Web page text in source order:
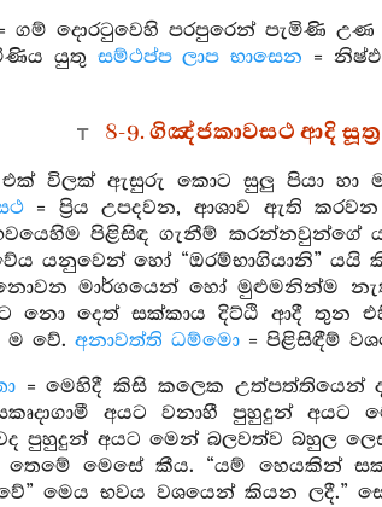
ගම් දොරටුවෙහි පරපුරෙන් පැමිණි
යුතු සම්ථප්ප ලාප භාසෙන =
8-9. ගිඤ්ජකාවසථ ආදි
එක් විලක් ඇසුරු කොට සුලු පියා හා
= ප්‍රිය උපදවන, ආශාව ඇති කරවන
පිළිසිඳ ගැනීම් කරන්නවුන්ගේ
යනුවෙන් හෝ “ඔරම්භාගියානි” යයි
මාර්ගයෙන් හෝ මුළුමනින්ම
නො දෙත් සක්කාය දිට්ඨි ආදී තුන
ම වේ. අනාවත්ති ධම්මො = පිළිසිඳීම්
= මෙහිදී කිසි කලෙක උත්පත්තියෙන්
අයට වනාහී පුහුදුන් අයට
පුහුදුන් අයට මෙන් බලවත්ව බහුල
තෙමේ මෙසේ කීය. “යම් හෙයකින්
මෙය භවය වශයෙන් කියන ලදී.”